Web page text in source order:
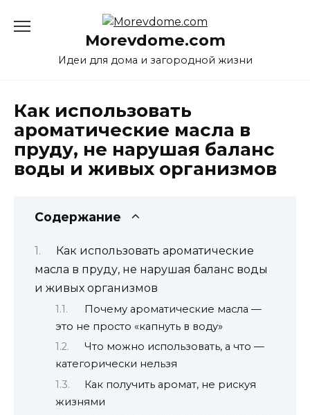
Morevdome.com
Идеи для дома и загородной жизни
Как использовать
ароматические масла в
пруду, не нарушая баланс
воды и живых организмов
Содержание
Как использовать ароматические
масла в пруду, не нарушая баланс воды
и живых организмов
Почему ароматические масла —
это не просто «капнуть в воду»
Что можно использовать, а что —
категорически нельзя
Как получить аромат, не рискуя
жизнями